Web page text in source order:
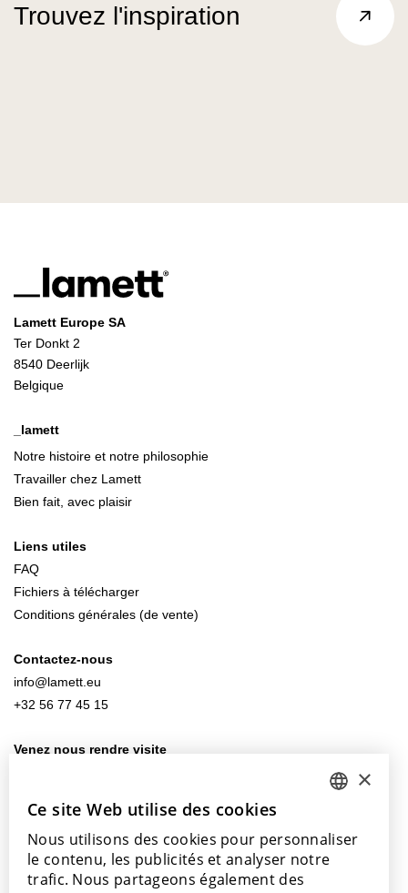
Trouvez l'inspiration
Lamett Europe SA
Ter Donkt 2
8540 Deerlijk
Belgique
_lamett
Notre histoire et notre philosophie
Travailler chez Lamett
Bien fait, avec plaisir
Liens utiles
FAQ
Fichiers à télécharger
Conditions générales (de vente)
Contactez-nous
info@lamett.eu
+32 56 77 45 15
Venez nous rendre visite
ENGLISH
×
Ce site Web utilise des cookies
Nous utilisons des cookies pour personnaliser
le contenu, les publicités et analyser notre
trafic. Nous partageons également des